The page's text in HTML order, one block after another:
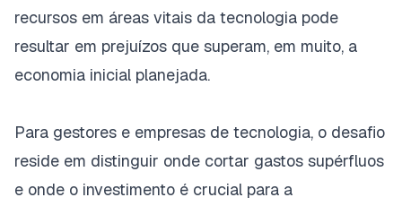
recursos em áreas vitais da tecnologia pode
resultar em prejuízos que superam, em muito, a
economia inicial planejada.
Para gestores e empresas de tecnologia, o desafio
reside em distinguir onde cortar gastos supérfluos
e onde o investimento é crucial para a